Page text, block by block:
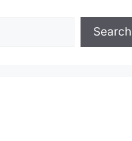
Search